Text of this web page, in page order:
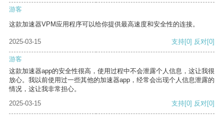
游客
这款加速器VPM应用程序可以给你提供最高速度和安全性的连接。
2025-03-15 支持[0] 反对[0]
游客
这款加速器app的安全性很高，使用过程中不会泄露个人信息，这让我很
放心。我以前使用过一些其他的加速器app，经常会出现个人信息泄露的
情况，这让我非常担心。
2025-03-15
支持[0] 反对[0]